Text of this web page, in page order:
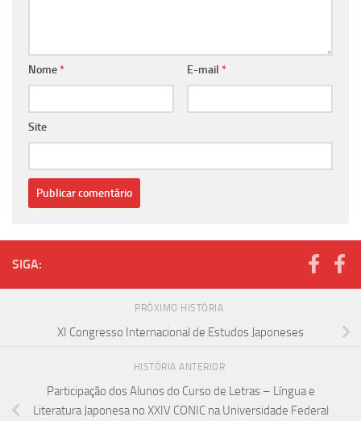
Nome* E-mail *
Site
SIGA:
PRÓXIMO HISTÓRIA
XI Congresso Internacional de Estudos Japoneses
HISTÓRIA ANTERIOR
Participação dos Alunos do Curso de Letras – Língua e
Literatura Japonesa no XXIV CONIC na Universidade Federal